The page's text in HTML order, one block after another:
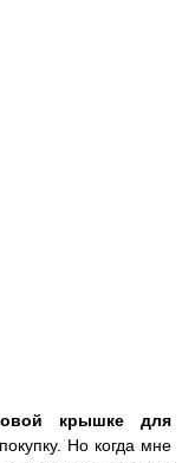
крышке для
Но когда мне